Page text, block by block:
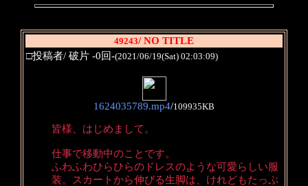
49243/ NO TITLE
□投稿者/ 破片 -0回-(2021/06/19(Sat) 02:03:09)
1624035789.mp4/109935KB
皆様、はじめまして。
仕事で移動中のことです。
ふわふわひらひらのドレスのような可愛らしい服
装。スカートから伸びる生脚は、けれどもたっぷ